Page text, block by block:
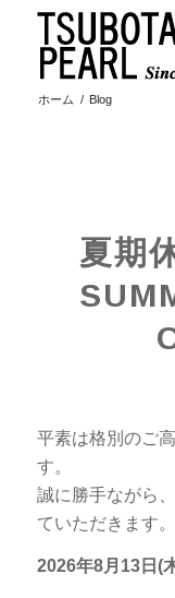
ホーム / Blog
夏期
平素は格別のご
す。
誠に勝手ながら
ていただきます。
2026年8月13日(